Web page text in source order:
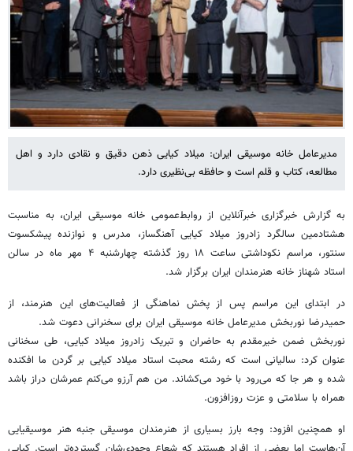
مدیرعامل خانه موسیقی ایران: میلاد کیایی ذهن دقیق و نقادی دارد و اهل
مطالعه، کتاب و قلم است و حافظه بی‌نظیری دارد.
​​​​به گزارش خبرگزاری خبرآنلاین از روابط‌عمومی خانه موسیقی ایران، به مناسبت
هشتادمین سالگرد زادروز میلاد کیایی آهنگساز، مدرس و نوازنده پیشکسوت
سنتور، مراسم نکوداشتی ساعت ۱۸ روز گذشته چهارشنبه ۴ مهر ماه در سالن
استاد شهناز خانه هنرمندان ایران برگزار شد.
در ابتدای این مراسم پس از پخش نماهنگی از فعالیت‌های این هنرمند، از
حمیدرضا نوربخش مدیرعامل خانه موسیقی ایران برای سخنرانی دعوت شد.
نوربخش ضمن خیرمقدم به حاضران و تبریک زادروز میلاد کیایی، طی سخنانی
عنوان کرد: سالیانی است که رشته محبت استاد میلاد کیایی بر گردن ما افکنده
شده و هر جا که می‌رود با خود می‌کشاند. من هم آرزو می‌کنم عمرشان دراز باشد
همراه با سلامتی و عزت روزافزون.
او همچنین افزود: وجه بارز بسیاری از هنرمندان موسیقی جنبه هنر موسیقیایی